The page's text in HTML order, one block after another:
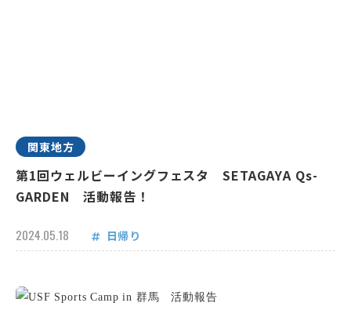
関東地方
第1回ウェルビーイングフェスタ SETAGAYA Qs-
GARDEN 活動報告！
2024.05.18 日帰り